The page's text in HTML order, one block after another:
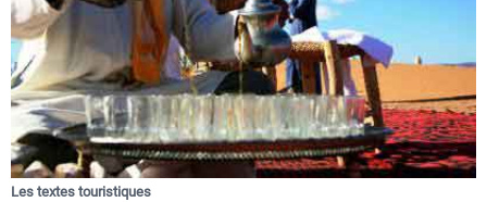
Les textes touristiques